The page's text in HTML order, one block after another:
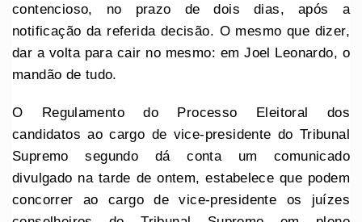
contencioso, no prazo de dois dias, após a
notificação da referida decisão. O mesmo que dizer,
dar a volta para cair no mesmo: em Joel Leonardo, o
mandão de tudo.
O Regulamento do Processo Eleitoral dos
candidatos ao cargo de vice-presidente do Tribunal
Supremo segundo dá conta um comunicado
divulgado na tarde de ontem, estabelece que podem
concorrer ao cargo de vice-presidente os juízes